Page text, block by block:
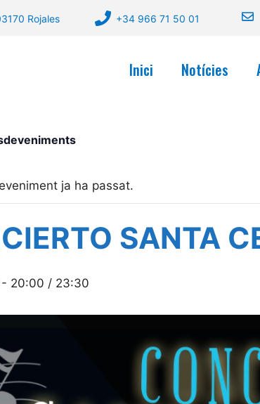
Rojales +34 966 71 50 01
Inici Notícies
ja ha passat.
SANTA
- 20:00 / 23:30